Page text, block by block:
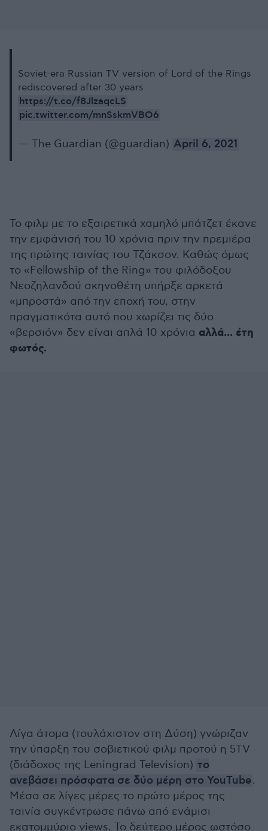
Soviet-era Russian TV version of Lord of the Rings
rediscovered after 30 years
https://t.co/f8JlzaqcLS
pic.twitter.com/mnSskmVBO6
— The Guardian (@guardian) April 6, 2021
Το φιλμ με το εξαιρετικά χαμηλό μπάτζετ έκανε
την εμφάνισή του 10 χρόνια πριν την πρεμιέρα
της πρώτης ταινίας του Τζάκσον. Καθώς όμως
το «Fellowship of the Ring» του φιλόδοξου
Νεοζηλανδού σκηνοθέτη υπήρξε αρκετά
«μπροστά» από την εποχή του, στην
πραγματικότα αυτό που χωρίζει τις δύο
«βερσιόν» δεν είναι απλά 10 χρόνια αλλά... έτη
φωτός.
Λίγα άτομα (τουλάχιστον στη Δύση) γνώριζαν
την ύπαρξη του σοβιετικού φιλμ προτού η 5TV
(διάδοχος της Leningrad Television) το
ανεβάσει πρόσφατα σε δύο μέρη στο YouTube.
Μέσα σε λίγες μέρες το πρώτο μέρος της
ταινία συγκέντρωσε πάνω από ενάμισι
εκατομμύριο views. Το δεύτερο μέρος ωστόσο